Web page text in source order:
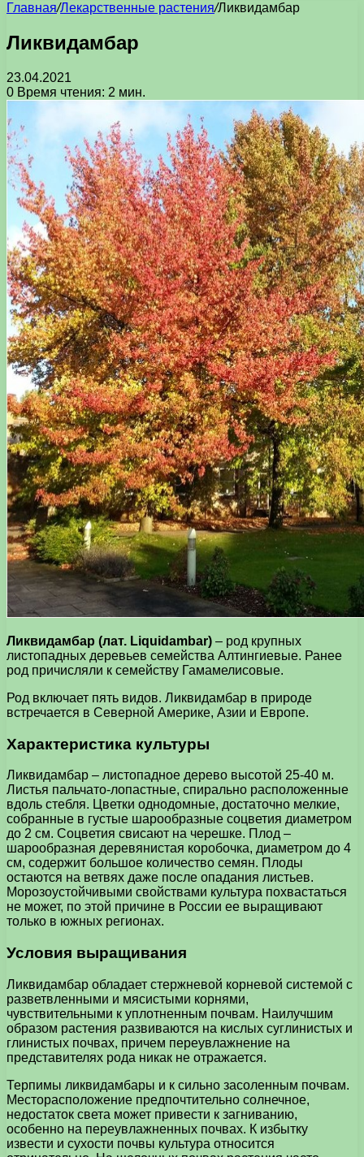
Главная/Лекарственные растения/Ликвидамбар
Ликвидамбар
23.04.2021
0 Время чтения: 2 мин.
Ликвидамбар (лат. Liquidambar) – род крупных
листопадных деревьев семейства Алтингиевые. Ранее
род причисляли к семейству Гамамелисовые.
Род включает пять видов. Ликвидамбар в природе
встречается в Северной Америке, Азии и Европе.
Характеристика культуры
Ликвидамбар – листопадное дерево высотой 25-40 м.
Листья пальчато-лопастные, спирально расположенные
вдоль стебля. Цветки однодомные, достаточно мелкие,
собранные в густые шарообразные соцветия диаметром
до 2 см. Соцветия свисают на черешке. Плод –
шарообразная деревянистая коробочка, диаметром до 4
см, содержит большое количество семян. Плоды
остаются на ветвях даже после опадания листьев.
Морозоустойчивыми свойствами культура похвастаться
не может, по этой причине в России ее выращивают
только в южных регионах.
Условия выращивания
Ликвидамбар обладает стержневой корневой системой с
разветвленными и мясистыми корнями,
чувствительными к уплотненным почвам. Наилучшим
образом растения развиваются на кислых суглинистых и
глинистых почвах, причем переувлажнение на
представителях рода никак не отражается.
Терпимы ликвидамбары и к сильно засоленным почвам.
Месторасположение предпочтительно солнечное,
недостаток света может привести к загниванию,
особенно на переувлажненных почвах. К избытку
извести и сухости почвы культура относится